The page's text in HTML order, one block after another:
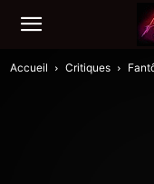
Accueil Critiques